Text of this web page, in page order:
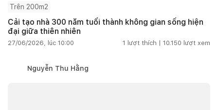
Trên 200m2
Cải tạo nhà 300 năm tuổi thành không gian sống hiện
đại giữa thiên nhiên
27/06/2026, lúc 10:00 1 lượt thích | 10.150 lượt xem
Nguyễn Thu Hằng